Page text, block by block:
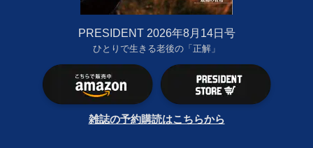
PRESIDENT 2026年8月14日号
ひとりで生きる老後の「正解」
雑誌の予約購読はこちらから